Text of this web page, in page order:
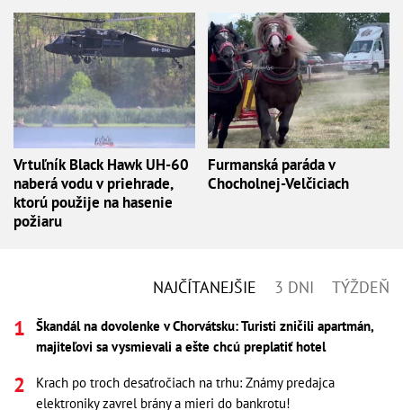
Vrtuľník Black Hawk UH-60
naberá vodu v priehrade,
ktorú použije na hasenie
požiaru
Furmanská paráda v
Chocholnej-Velčiciach
NAJČÍTANEJŠIE 3 DNI TÝŽDEŇ
Škandál na dovolenke v Chorvátsku: Turisti zničili apartmán,
majiteľovi sa vysmievali a ešte chcú preplatiť hotel
Krach po troch desaťročiach na trhu: Známy predajca
elektroniky zavrel brány a mieri do bankrotu!